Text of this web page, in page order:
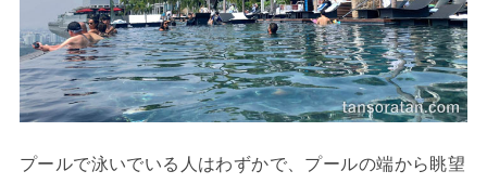
プールで泳いでいる人はわずかで、プールの端から眺望